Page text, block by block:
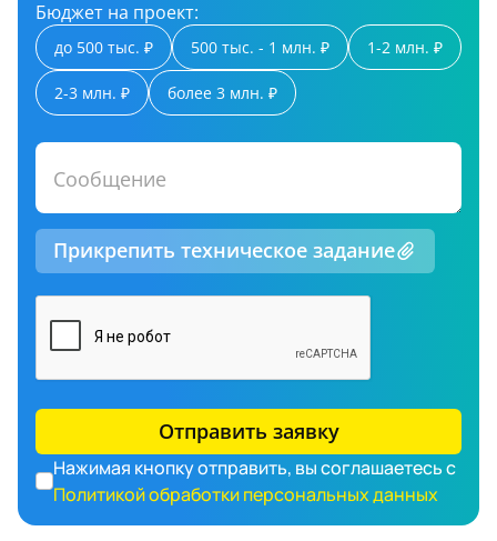
Бюджет на проект:
до 500 тыс. ₽ 500 тыс. - 1 млн. ₽ 1-2 млн. ₽
2-3 млн. ₽ более 3 млн. ₽
Сообщение
Прикрепить техническое задание
Отправить заявку
Нажимая кнопку отправить, вы соглашаетесь с
Политикой обработки персональных данных